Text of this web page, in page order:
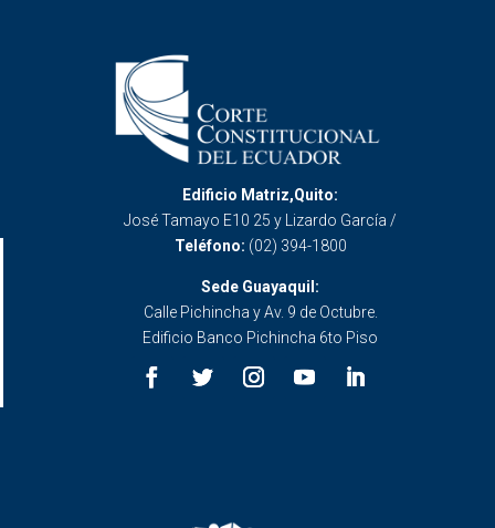
Edificio Matriz,Quito:
José Tamayo E10 25 y Lizardo García /
Teléfono: (02) 394-1800
Sede Guayaquil:
Calle Pichincha y Av. 9 de Octubre.
Edificio Banco Pichincha 6to Piso